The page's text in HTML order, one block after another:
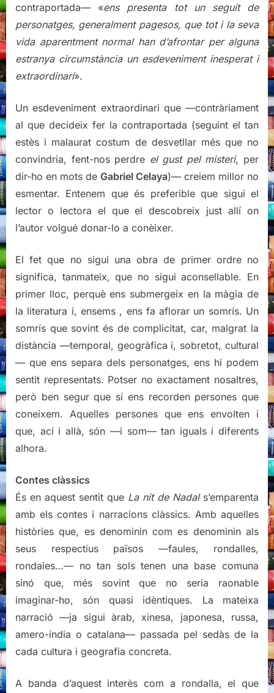
contraportada— «ens presenta tot un seguit de
personatges, generalment pagesos, que tot i la seva
vida aparentment normal han d’afrontar per alguna
estranya circumstància un esdeveniment inesperat i
extraordinari».
Un esdeveniment extraordinari que —contràriament
al que decideix fer la contraportada (seguint el tan
estès i malaurat costum de desvetllar més que no
convindria, fent-nos perdre el gust pel misteri, per
dir-ho en mots de Gabriel Celaya)— creiem millor no
esmentar. Entenem que és preferible que sigui el
lector o lectora el que el descobreix just allí on
l’autor volgué donar-lo a conèixer.
El fet que no sigui una obra de primer ordre no
significa, tanmateix, que no sigui aconsellable. En
primer lloc, perquè ens submergeix en la màgia de
la literatura i, ensems , ens fa aflorar un somrís. Un
somrís que sovint és de complicitat, car, malgrat la
distància —temporal, geogràfica i, sobretot, cultural
— que ens separa dels personatges, ens hi podem
sentit representats. Potser no exactament nosaltres,
però ben segur que sí ens recorden persones que
coneixem. Aquelles persones que ens envolten i
que, ací i allà, són —i som— tan iguals i diferents
alhora.
Contes clàssics
És en aquest sentit que La nit de Nadals’emparenta
amb els contes i narracions clàssics. Amb aquelles
històries que, es denominin com es denominin als
seus respectius països —faules, rondalles,
rondaies…— no tan sols tenen una base comuna
sinó que, més sovint que no seria raonable
imaginar-ho, són quasi idèntiques. La mateixa
narració —ja sigui àrab, xinesa, japonesa, russa,
amero-índia o catalana— passada pel sedàs de la
cada cultura i geografia concreta.
A banda d’aquest interès com a rondalla, el que